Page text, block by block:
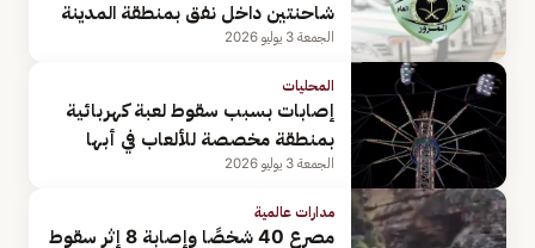
شاحنتين داخل نفق بمنطقة المدينة
الجمعة 3 يوليو 2026
المحليات
إصابات بسبب سقوط لعبة كهربائية
بمنطقة مخصصة للألعاب في أبها
الجمعة 3 يوليو 2026
مدارات عالمية
مصرع 40 شخصًا وإصابة 8 إثر سقوط